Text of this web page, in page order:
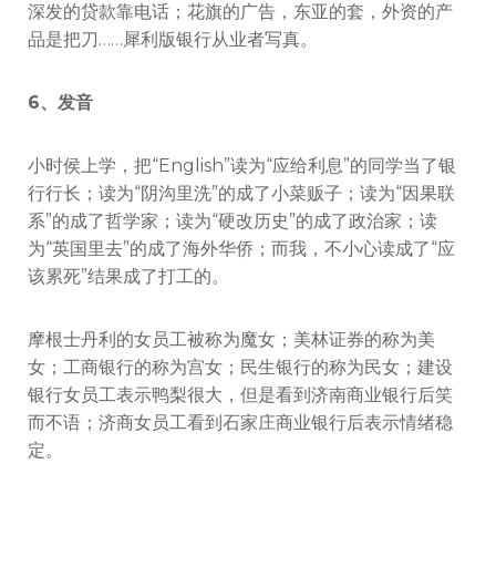
深发的贷款靠电话；花旗的广告，东亚的套，外资的产
品是把刀……犀利版银行从业者写真。
6、发音
小时侯上学，把“English”读为“应给利息”的同学当了银
行行长；读为“阴沟里洗”的成了小菜贩子；读为“因果联
系”的成了哲学家；读为“硬改历史”的成了政治家；读
为“英国里去”的成了海外华侨；而我，不小心读成了“应
该累死”结果成了打工的。
摩根士丹利的女员工被称为魔女；美林证券的称为美
女；工商银行的称为宫女；民生银行的称为民女；建设
银行女员工表示鸭梨很大，但是看到济南商业银行后笑
而不语；济商女员工看到石家庄商业银行后表示情绪稳
定。